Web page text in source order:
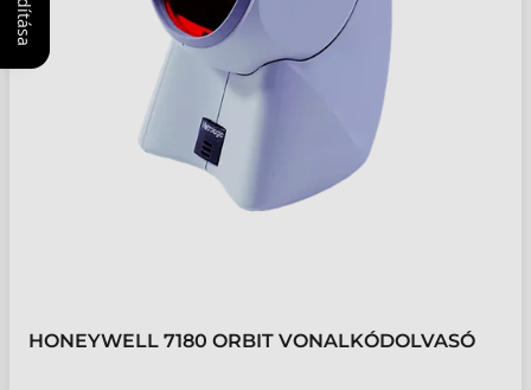
HONEYWELL 7180 ORBIT VONALKÓDOLVASÓ